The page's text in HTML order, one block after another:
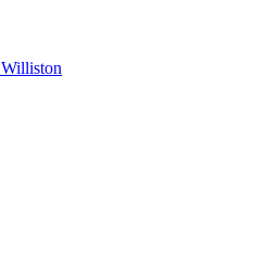
Williston